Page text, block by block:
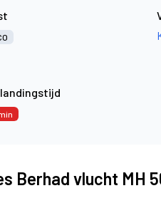
Berhad vlucht MH